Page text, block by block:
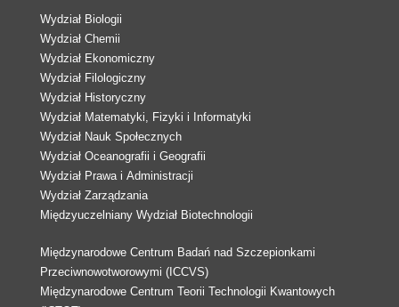
Wydział Biologii
Wydział Chemii
Wydział Ekonomiczny
Wydział Filologiczny
Wydział Historyczny
Wydział Matematyki, Fizyki i Informatyki
Wydział Nauk Społecznych
Wydział Oceanografii i Geografii
Wydział Prawa i Administracji
Wydział Zarządzania
Międzyuczelniany Wydział Biotechnologii
Międzynarodowe Centrum Badań nad Szczepionkami
Przeciwnowotworowymi (ICCVS)
Międzynarodowe Centrum Teorii Technologii Kwantowych